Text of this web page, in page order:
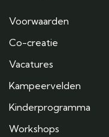
Voorwaarden
Co-creatie
Vacatures
Kampeervelden
Kinderprogramma
Workshops